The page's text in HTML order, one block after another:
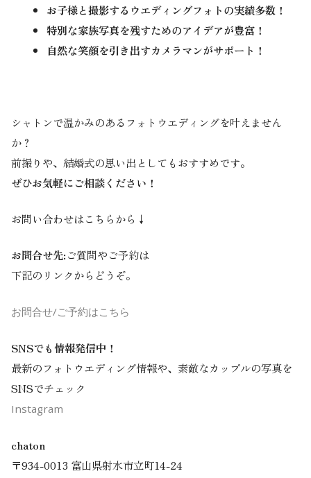
お子様と撮影するウエディングフォトの実績多数！
特別な家族写真を残すためのアイデアが豊富！
自然な笑顔を引き出すカメラマンがサポート！
シャトンで温かみのあるフォトウエディングを叶えません
か？
前撮りや、結婚式の思い出としてもおすすめです。
ぜひお気軽にご相談ください！
お問い合わせはこちらから↓
お問合せ先:ご質問やご予約は
下記のリンクからどうぞ。
お問合せ/ご予約はこちら
SNSでも情報発信中！
最新のフォトウエディング情報や、素敵なカップルの写真を
SNSでチェック
Instagram
chaton
〒934-0013 富山県射水市立町14-24